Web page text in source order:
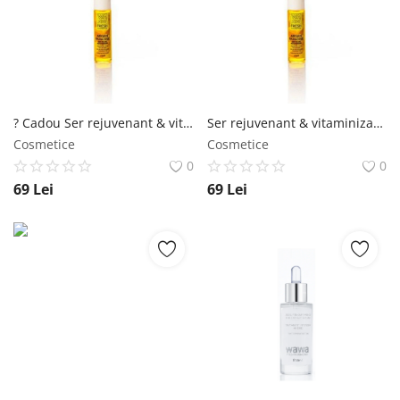
Înregistrare
? Cadou Ser rejuvenant & vitaminizant Argan Paradise Wawa Fresh Cosmetics
Cosmetice
0
69 Lei
Ser rejuvenant & vitaminizant Argan Paradise Wawa Fresh Cosmetics
Cosmetice
0
69 Lei